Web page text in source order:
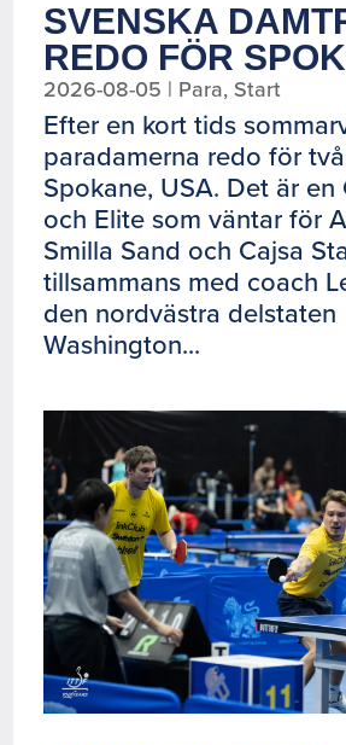
SVENSKA
REDO FÖR
2026-08-05 | Para, Start
Efter en kort tids
paradamerna redo för
Spokane, USA. Det är en
och Elite som väntar för
Smilla Sand och Cajsa
tillsammans med coach
den nordvästra delstaten
Washington...